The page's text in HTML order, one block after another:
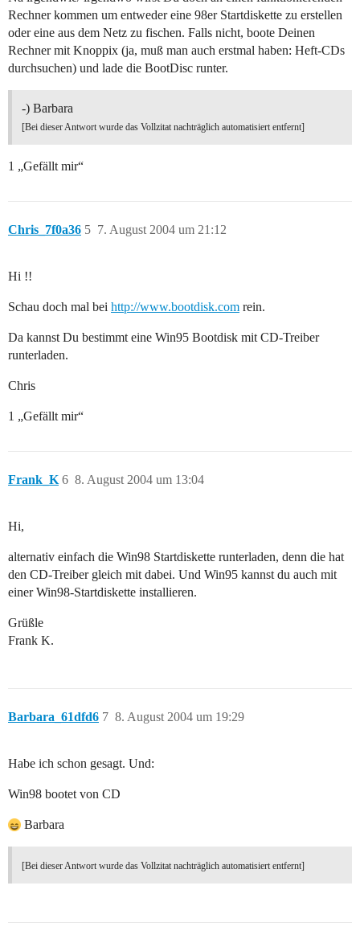
Rechner kommen um entweder eine 98er Startdiskette zu erstellen
oder eine aus dem Netz zu fischen. Falls nicht, boote Deinen
Rechner mit Knoppix (ja, muß man auch erstmal haben: Heft-CDs
durchsuchen) und lade die BootDisc runter.
-) Barbara
[Bei dieser Antwort wurde das Vollzitat nachträglich automatisiert entfernt]
1 „Gefällt mir“
Chris_7f0a36 7. August 2004 um 21:12
5
Hi !!
Schau doch mal bei http://www.bootdisk.com rein.
Da kannst Du bestimmt eine Win95 Bootdisk mit CD-Treiber
runterladen.
Chris
1 „Gefällt mir“
Frank_K 8. August 2004 um 13:04
6
Hi,
alternativ einfach die Win98 Startdiskette runterladen, denn die hat
den CD-Treiber gleich mit dabei. Und Win95 kannst du auch mit
einer Win98-Startdiskette installieren.
Grüßle
Frank K.
Barbara_61dfd6 8. August 2004 um 19:29
7
Habe ich schon gesagt. Und:
Win98 bootet von CD
Barbara
[Bei dieser Antwort wurde das Vollzitat nachträglich automatisiert entfernt]